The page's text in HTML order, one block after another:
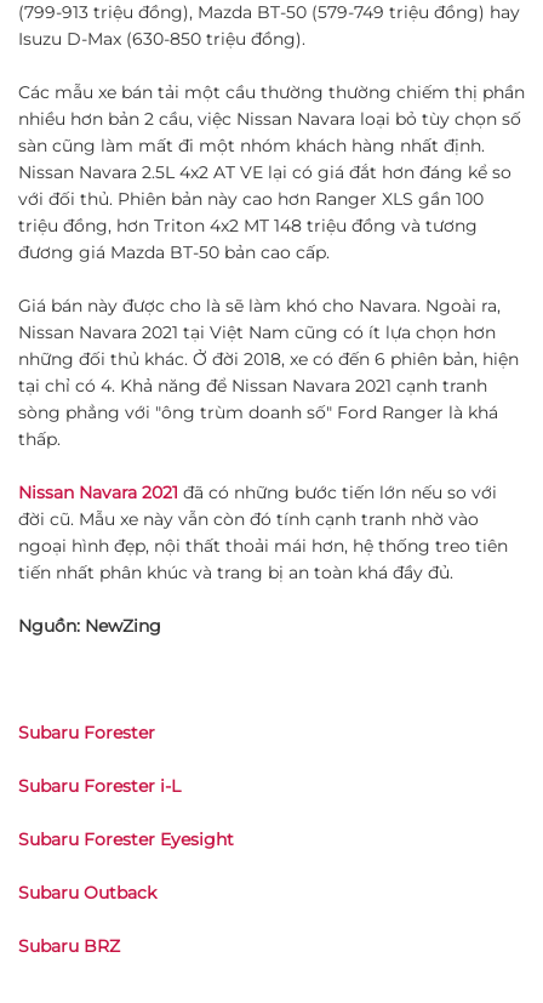
(799-913 triệu đồng), Mazda BT-50 (579-749 triệu đồng) hay
Isuzu D-Max (630-850 triệu đồng).
Các mẫu xe bán tải một cầu thường thường chiếm thị phần
nhiều hơn bản 2 cầu, việc Nissan Navara loại bỏ tùy chọn số
sàn cũng làm mất đi một nhóm khách hàng nhất định.
Nissan Navara 2.5L 4x2 AT VE lại có giá đắt hơn đáng kể so
với đối thủ. Phiên bản này cao hơn Ranger XLS gần 100
triệu đồng, hơn Triton 4x2 MT 148 triệu đồng và tương
đương giá Mazda BT-50 bản cao cấp.
Giá bán này được cho là sẽ làm khó cho Navara. Ngoài ra,
Nissan Navara 2021 tại Việt Nam cũng có ít lựa chọn hơn
những đối thủ khác. Ở đời 2018, xe có đến 6 phiên bản, hiện
tại chỉ có 4. Khả năng để Nissan Navara 2021 cạnh tranh
sòng phẳng với "ông trùm doanh số" Ford Ranger là khá
thấp.
Nissan Navara 2021 đã có những bước tiến lớn nếu so với
đời cũ. Mẫu xe này vẫn còn đó tính cạnh tranh nhờ vào
ngoại hình đẹp, nội thất thoải mái hơn, hệ thống treo tiên
tiến nhất phân khúc và trang bị an toàn khá đầy đủ.
Nguồn: NewZing
Subaru Forester
Subaru Forester i-L
Subaru Forester Eyesight
Subaru Outback
Subaru BRZ